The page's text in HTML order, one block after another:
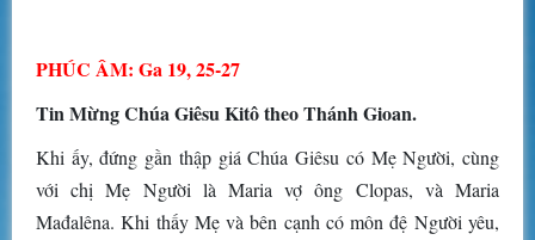
PHÚC ÂM: Ga 19, 25-27
Tin Mừng Chúa Giêsu Kitô theo Thánh Gioan.
Khi ấy, đứng gần thập giá Chúa Giêsu có Mẹ Người, cùng
với chị Mẹ Người là Maria vợ ông Clopas, và Maria
Mađalêna. Khi thấy Mẹ và bên cạnh có môn đệ Người yêu,